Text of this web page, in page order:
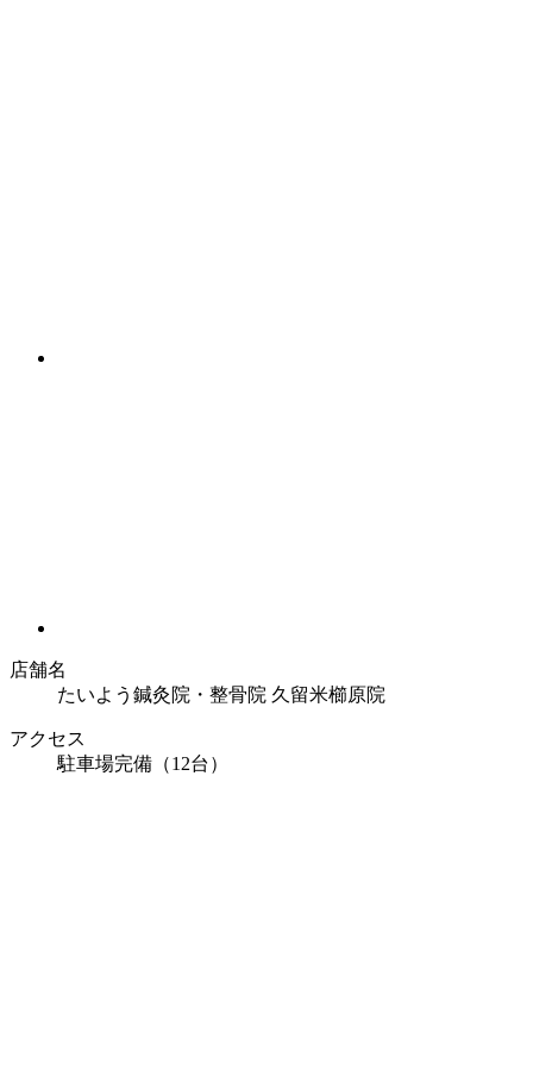
店舗名
たいよう鍼灸院・整骨院 久留米櫛原院
アクセス
駐車場完備（12台）